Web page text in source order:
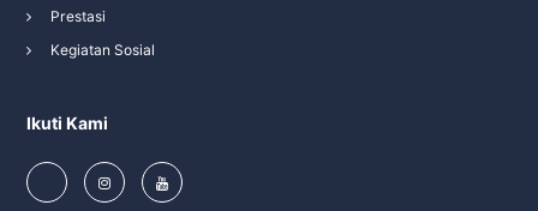
Prestasi
Kegiatan Sosial
Ikuti Kami